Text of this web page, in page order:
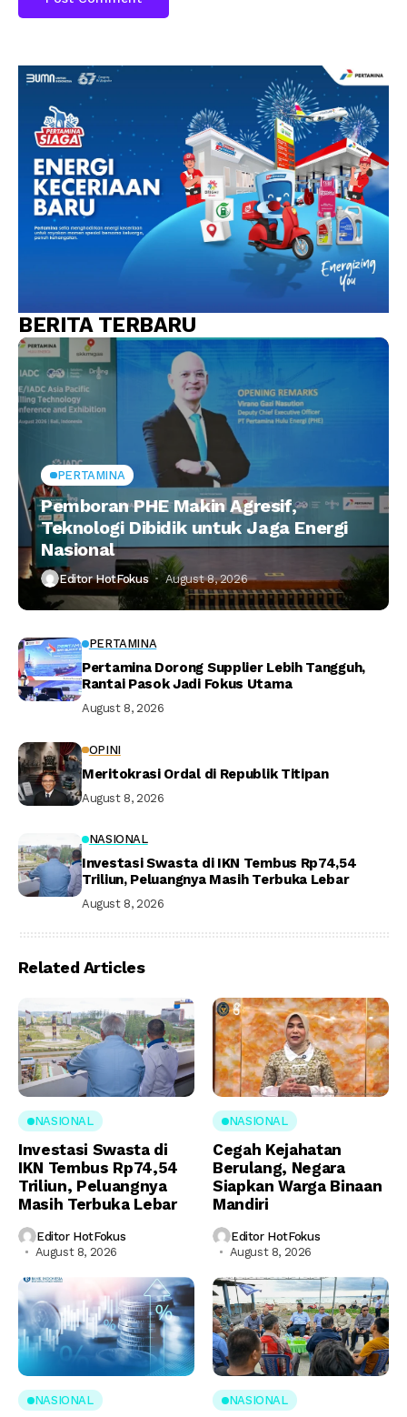
BERITA TERBARU
PERTAMINA
Pemboran PHE Makin Agresif,
Teknologi Dibidik untuk Jaga Energi
Nasional
Editor HotFokus August 8, 2026
PERTAMINA
Pertamina Dorong Supplier Lebih Tangguh,
Rantai Pasok Jadi Fokus Utama
August 8, 2026
OPINI
Meritokrasi Ordal di Republik Titipan
August 8, 2026
NASIONAL
Investasi Swasta di IKN Tembus Rp74,54
Triliun, Peluangnya Masih Terbuka Lebar
August 8, 2026
Related Articles
NASIONAL
Investasi Swasta di
IKN Tembus Rp74,54
Triliun, Peluangnya
Masih Terbuka Lebar
Editor HotFokus
August 8, 2026
NASIONAL
Cegah Kejahatan
Berulang, Negara
Siapkan Warga Binaan
Mandiri
Editor HotFokus
August 8, 2026
NASIONAL NASIONAL